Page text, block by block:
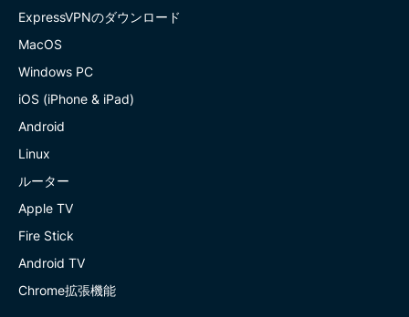
ExpressVPNのダウンロード
MacOS
Windows PC
iOS (iPhone & iPad)
Android
Linux
ルーター
Apple TV
Fire Stick
Android TV
Chrome拡張機能